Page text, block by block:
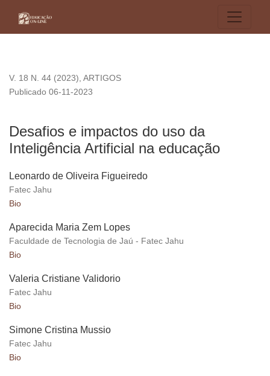
V. 18 N. 44 (2023), ARTIGOS
Desafios e impactos do uso da
Inteligência Artificial na educação
Publicado 06-11-2023
Leonardo de Oliveira Figueiredo
Fatec Jahu
Bio
Aparecida Maria Zem Lopes
Faculdade de Tecnologia de Jaú - Fatec Jahu
Bio
Valeria Cristiane Validorio
Fatec Jahu
Bio
Simone Cristina Mussio
Fatec Jahu
Bio